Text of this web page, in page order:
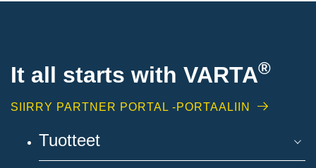
It all starts with VARTA®
SIIRRY PARTNER PORTAL -PORTAALIIN
Tuotteet